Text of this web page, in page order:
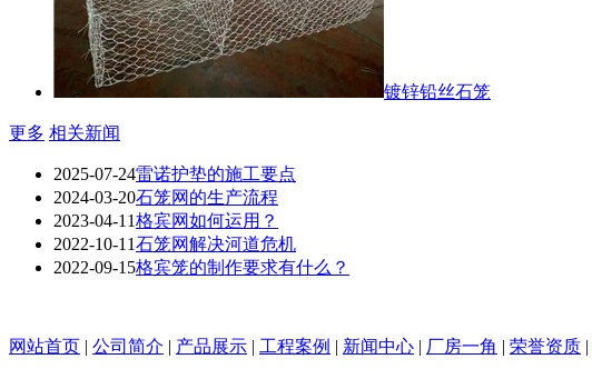
镀锌铅丝石笼
更多 相关新闻
2025-07-24雷诺护垫的施工要点
2024-03-20石笼网的生产流程
2023-04-11格宾网如何运用？
2022-10-11石笼网解决河道危机
2022-09-15格宾笼的制作要求有什么？
网站首页 | 公司简介 | 产品展示 | 工程案例 | 新闻中心 | 厂房一角 | 荣誉资质 |